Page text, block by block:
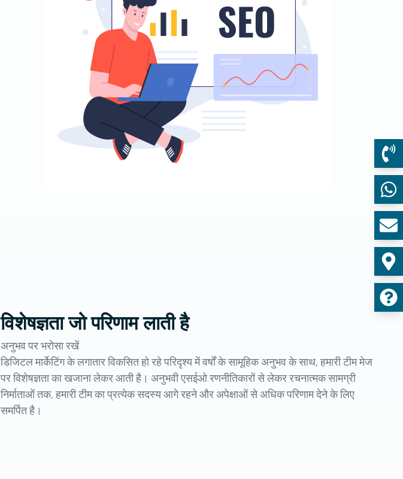
विशेषज्ञता जो परिणाम लाती है
अनुभव पर भरोसा रखें
डिजिटल मार्केटिंग के लगातार विकसित हो रहे परिदृश्य में वर्षों के सामूहिक अनुभव के साथ, हमारी टीम मेज
पर विशेषज्ञता का खजाना लेकर आती है। अनुभवी एसईओ रणनीतिकारों से लेकर रचनात्मक सामग्री
निर्माताओं तक, हमारी टीम का प्रत्येक सदस्य आगे रहने और अपेक्षाओं से अधिक परिणाम देने के लिए
समर्पित है।